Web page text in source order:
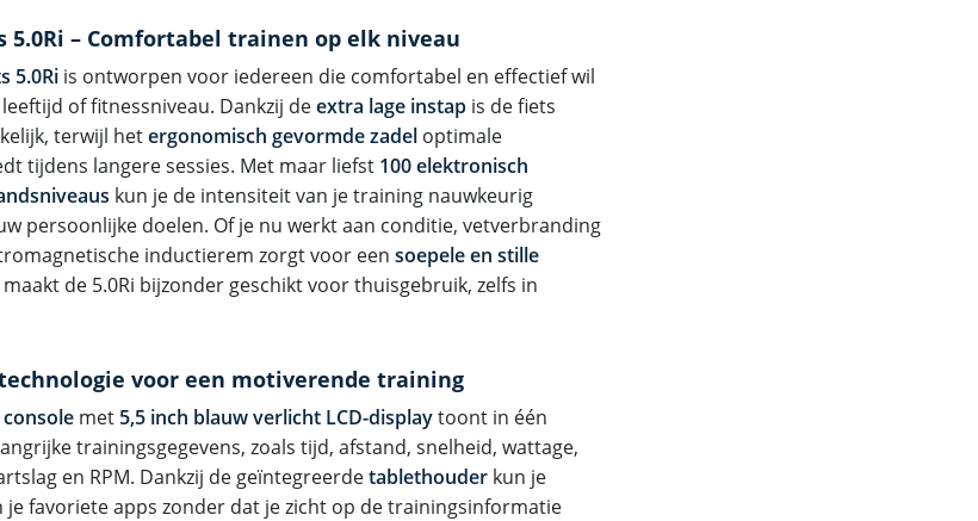
5.0Ri – Comfortabel trainen op elk niveau
5.0Ri is ontworpen voor iedereen die comfortabel en effectief wil
of fitnessniveau. Dankzij deextra lage instap is de fiets
terwijl hetergonomisch gevormde zadel optimale
tijdens langere sessies. Met maar liefst 100 elektronisch
kun je de intensiteit van je training nauwkeurig
persoonlijke doelen. Of je nu werkt aan conditie, vetverbranding
inductierem zorgt voor een soepele en stille
maakt de 5.0Ri bijzonder geschikt voor thuisgebruik, zelfs in
voor een motiverende training
met 5,5 inch blauw verlicht LCD-displaytoont in één
trainingsgegevens, zoals tijd, afstand, snelheid, wattage,
en RPM. Dankzij de geïntegreerdetablethouder kun je
je favoriete apps zonder dat je zicht op de trainingsinformatie